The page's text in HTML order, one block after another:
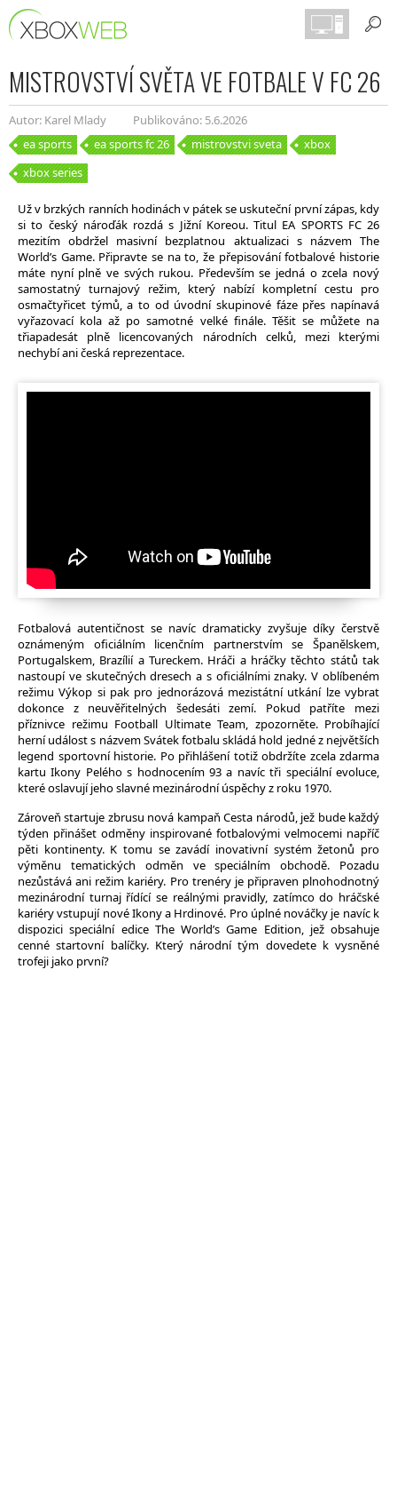
MISTROVSTVÍ SVĚTA VE FOTBALE V FC 26
Autor: Karel Mlady
Publikováno: 5.6.2026
ea sports
ea sports fc 26 mistrovstvi sveta
xbox
xbox series
Už v brzkých ranních hodinách v pátek se uskuteční první zápas, kdy
si to český nároďák rozdá s Jižní Koreou. Titul EA SPORTS FC 26
mezitím obdržel masivní bezplatnou aktualizaci s názvem The
World’s Game. Připravte se na to, že přepisování fotbalové historie
máte nyní plně ve svých rukou. Především se jedná o zcela nový
samostatný turnajový režim, který nabízí kompletní cestu pro
osmačtyřicet týmů, a to od úvodní skupinové fáze přes napínavá
vyřazovací kola až po samotné velké finále. Těšit se můžete na
třiapadesát plně licencovaných národních celků, mezi kterými
nechybí ani česká reprezentace.
Fotbalová autentičnost se navíc dramaticky zvyšuje díky čerstvě
oznámeným oficiálním licenčním partnerstvím se Španělskem,
Portugalskem, Brazílií a Tureckem. Hráči a hráčky těchto států tak
nastoupí ve skutečných dresech a s oficiálními znaky. V oblíbeném
režimu Výkop si pak pro jednorázová mezistátní utkání lze vybrat
dokonce z neuvěřitelných šedesáti zemí. Pokud patříte mezi
příznivce režimu Football Ultimate Team, zpozorněte. Probíhající
herní událost s názvem Svátek fotbalu skládá hold jedné z největších
legend sportovní historie. Po přihlášení totiž obdržíte zcela zdarma
kartu Ikony Pelého s hodnocením 93 a navíc tři speciální evoluce,
které oslavují jeho slavné mezinárodní úspěchy z roku 1970.
Zároveň startuje zbrusu nová kampaň Cesta národů, jež bude každý
týden přinášet odměny inspirované fotbalovými velmocemi napříč
pěti kontinenty. K tomu se zavádí inovativní systém žetonů pro
výměnu tematických odměn ve speciálním obchodě. Pozadu
nezůstává ani režim kariéry. Pro trenéry je připraven plnohodnotný
mezinárodní turnaj řídící se reálnými pravidly, zatímco do hráčské
kariéry vstupují nové Ikony a Hrdinové. Pro úplné nováčky je navíc k
dispozici speciální edice The World’s Game Edition, jež obsahuje
cenné startovní balíčky. Který národní tým dovedete k vysněné
trofeji jako první?